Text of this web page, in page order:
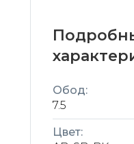
Обод:
7.5
Цвет: